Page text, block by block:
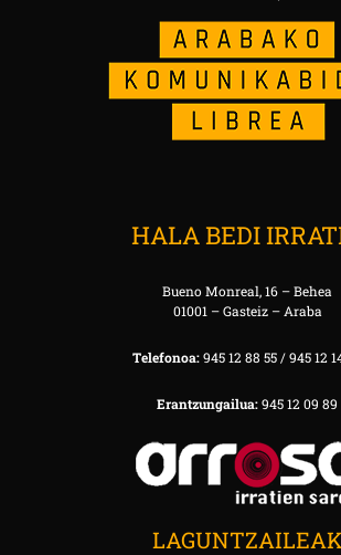
HALA BEDI
Bueno Monreal, 16 – Behea
01001 – Gasteiz – Araba
Telefonoa:945 12 88 55 / 945 12
Erantzungailua:945 12 09 89
LAGUNTZAILEAK